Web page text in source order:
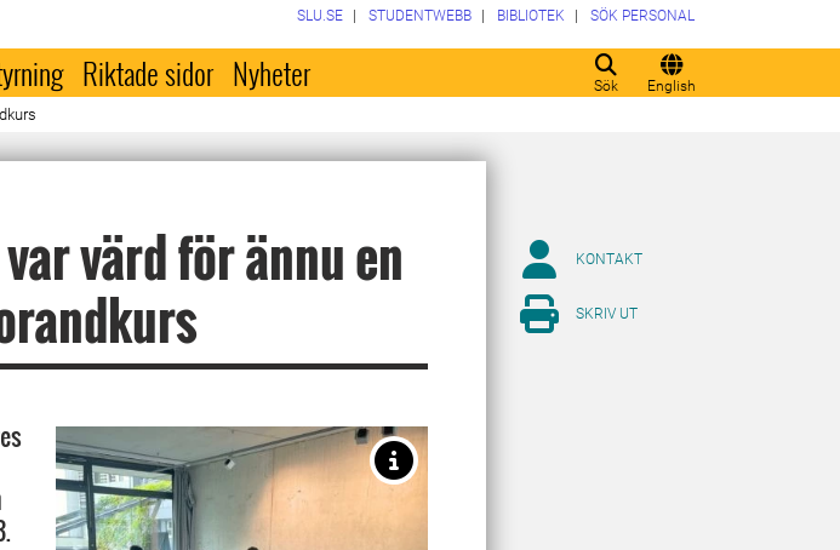
Sök English
SLU.SE STUDENTWEBB BIBLIOTEK SÖK PERSONAL
Riktade sidor Nyheter
värd för ännu en
KONTAKT
SKRIV UT